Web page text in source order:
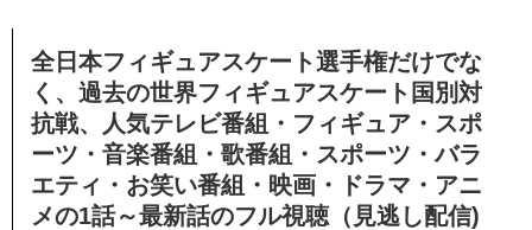
全日本フィギュアスケート選手権だけでな
く、過去の世界フィギュアスケート国別対
抗戦、人気テレビ番組・フィギュア・スポ
ーツ・音楽番組・歌番組・ スポーツ・バラ
エティ・お笑い番組・ 映画・ドラマ・アニ
メの1話～最新話のフル視聴（見逃し配信)